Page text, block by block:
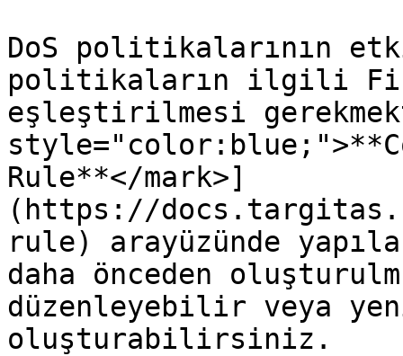
DoS politikalarının
politikaların ilgili
eşleştirilmesi
Rule**</mark>]
(https://
rule) arayüzünde
daha önceden
düzenleyebilir veya
oluşturabilirsiniz.